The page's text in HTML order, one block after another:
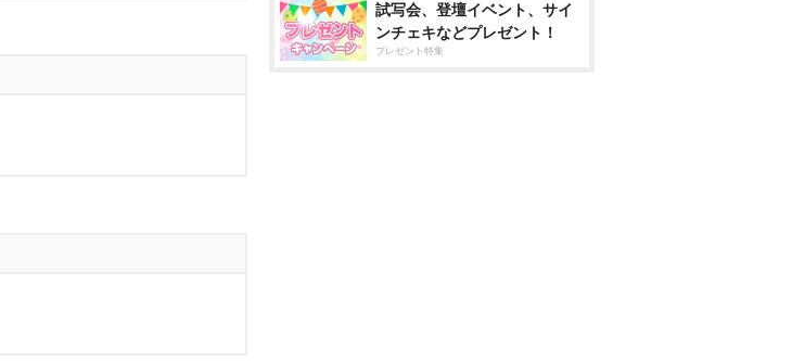
試写会、登壇イベント、サイ
ンチェキなどプレゼント！
プレゼント特集